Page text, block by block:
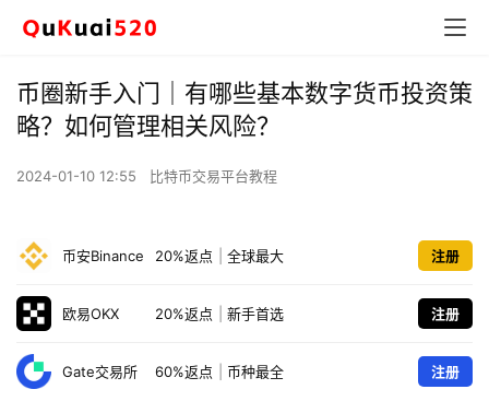
币圈新手入门｜有哪些基本数字货币投资策
略？如何管理相关风险？
2024-01-10 12:55 比特币交易平台教程
币安Binance 20%返点 全球最大 注册
欧易OKX 20%返点 新手首选 注册
Gate交易所 60%返点 币种最全 注册